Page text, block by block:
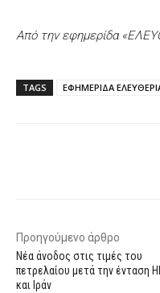
Από την εφημερίδα
TAGS ΕΦΗΜΕΡΙΔΑ
Προηγούμενο άρθρο
Νέα άνοδος στις τιμές του
πετρελαίου μετά την ένταση
και Ιράν